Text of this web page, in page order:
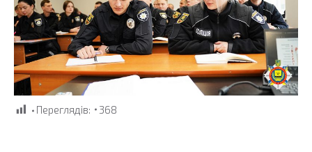
Переглядів: 368